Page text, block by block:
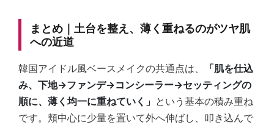
まとめ｜土台を整え、薄く重ねるのがツヤ肌
への近道
韓国アイドル風ベースメイクの共通点は、
「肌を仕込
み、下地→ファンデ→コンシーラー→セッティングの
順に、薄く均一に重ねていく」 という基本の積み重ね
です。頬中心に少量を置いて外へ伸ばし、叩き込んで